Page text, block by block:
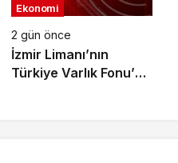
Ekonomi
2 gün önce
İzmir Limanı’nın
Türkiye Varlık Fonu’na